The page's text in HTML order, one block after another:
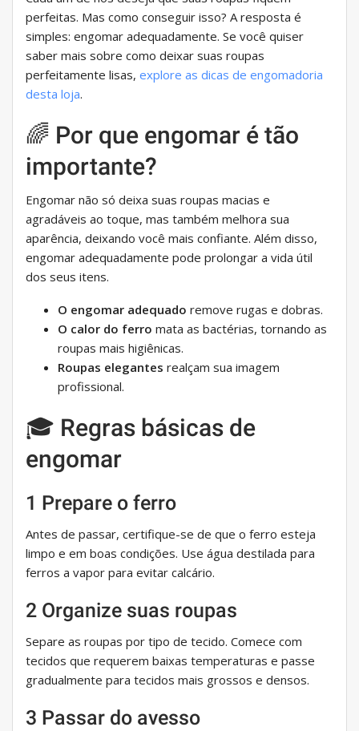
perfeitas. Mas como conseguir isso? A resposta é
simples: engomar adequadamente. Se você quiser
saber mais sobre como deixar suas roupas
perfeitamente lisas, explore as dicas de engomadoria
desta loja.
🌈 Por que engomar é tão
importante?
Engomar não só deixa suas roupas macias e
agradáveis ​​ao toque, mas também melhora sua
aparência, deixando você mais confiante. Além disso,
engomar adequadamente pode prolongar a vida útil
dos seus itens.
O engomar adequado remove rugas e dobras.
O calor do ferro mata as bactérias, tornando as
roupas mais higiênicas.
Roupas elegantes realçam sua imagem
profissional.
🎓 Regras básicas de
engomar
1 Prepare o ferro
Antes de passar, certifique-se de que o ferro esteja
limpo e em boas condições. Use água destilada para
ferros a vapor para evitar calcário.
2 Organize suas roupas
Separe as roupas por tipo de tecido. Comece com
tecidos que requerem baixas temperaturas e passe
gradualmente para tecidos mais grossos e densos.
3 Passar do avesso